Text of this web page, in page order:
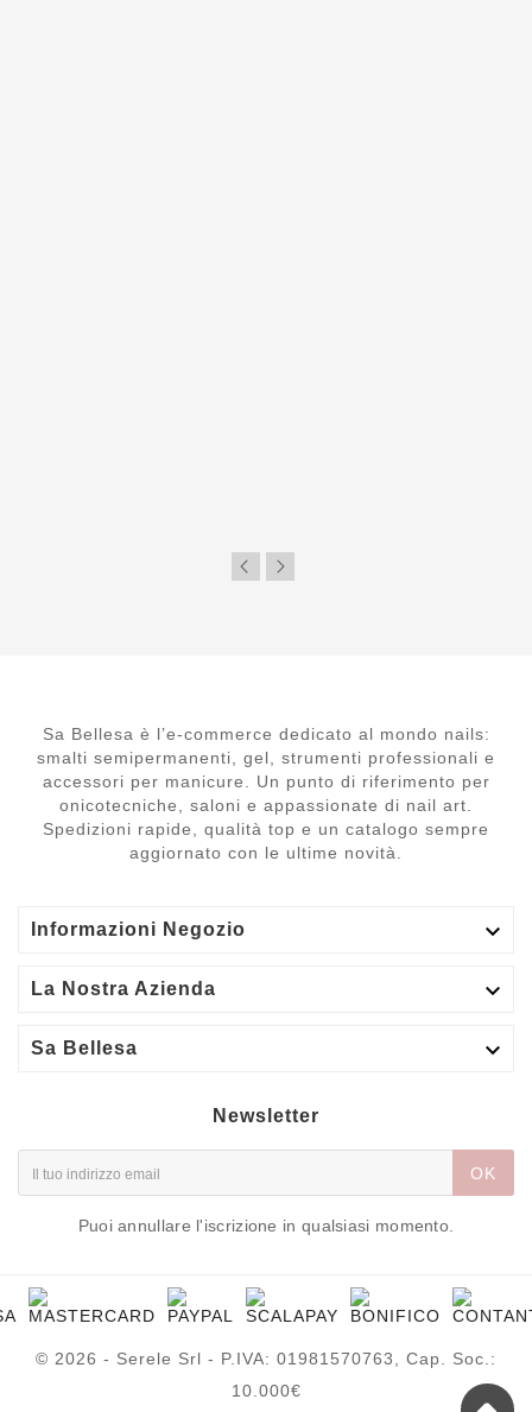
Sa Bellesa è l’e-commerce dedicato al mondo nails:
smalti semipermanenti, gel, strumenti professionali e
accessori per manicure. Un punto di riferimento per
onicotecniche, saloni e appassionate di nail art.
Spedizioni rapide, qualità top e un catalogo sempre
aggiornato con le ultime novità.
Informazioni Negozio 
La Nostra Azienda 
Sa Bellesa 
Newsletter
OK
Puoi annullare l'iscrizione in qualsiasi momento.
© 2026 - Serele Srl - P.IVA: 01981570763, Cap. Soc.:
10.000€